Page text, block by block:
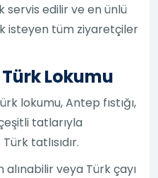
servis edilir ve en ünlü
isteyen tüm ziyaretçiler
Lokumu
lokumu, Antep fıstığı,
tatlarıyla
tatlısıdır.
veya Türk çayı